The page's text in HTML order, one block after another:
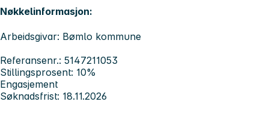
Nøkkelinformasjon:
Arbeidsgivar: Bømlo kommune
Referansenr.: 5147211053
Stillingsprosent: 10%
Engasjement
Søknadsfrist: 18.11.2026